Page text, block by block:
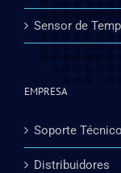
Sensor de
EMPRESA
Soporte Técnico
Distribuidores